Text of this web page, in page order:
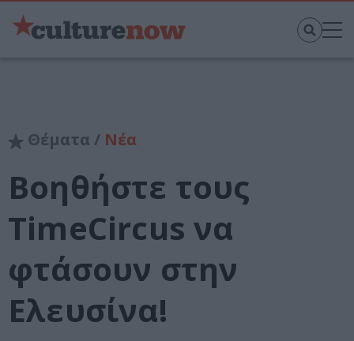
Θέματα / Νέα
Βοηθήστε τους
TimeCircus να
φτάσουν στην
Ελευσίνα!